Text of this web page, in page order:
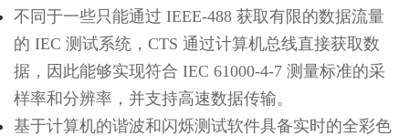
不同于一些只能通过 IEEE-488 获取有限的数据流量
的 IEC 测试系统，CTS 通过计算机总线直接获取数
据，因此能够实现符合 IEC 61000-4-7 测量标准的采
样率和分辨率，并支持高速数据传输。
基于计算机的谐波和闪烁测试软件具备实时的全彩色